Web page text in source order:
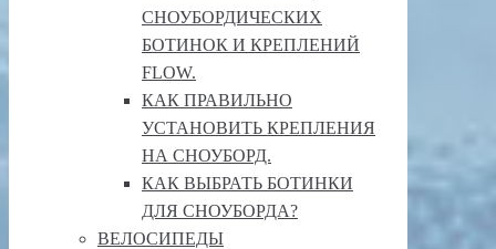
СНОУБОРДИЧЕСКИХ
БОТИНОК И КРЕПЛЕНИЙ
FLOW.
КАК ПРАВИЛЬНО
УСТАНОВИТЬ КРЕПЛЕНИЯ
НА СНОУБОРД.
КАК ВЫБРАТЬ БОТИНКИ
ДЛЯ СНОУБОРДА?
ВЕЛОСИПЕДЫ